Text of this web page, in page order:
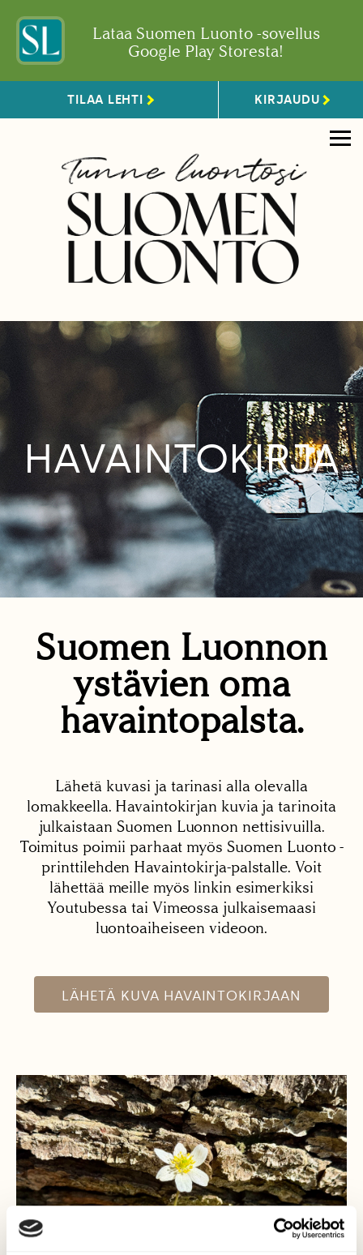
Lataa Suomen Luonto -sovellus
Google Play Storesta!
TILAA LEHTI KIRJAUDU
HAVAINTOKIRJA
Suomen Luonnon
ystävien oma
havaintopalsta.
Lähetä kuvasi ja tarinasi alla olevalla
lomakkeella. Havaintokirjan kuvia ja tarinoita
julkaistaan Suomen Luonnon nettisivuilla.
Toimitus poimii parhaat myös Suomen Luonto -
printtilehden Havaintokirja-palstalle. Voit
lähettää meille myös linkin esimerkiksi
Youtubessa tai Vimeossa julkaisemaasi
luontoaiheiseen videoon.
LÄHETÄ KUVA HAVAINTOKIRJAAN